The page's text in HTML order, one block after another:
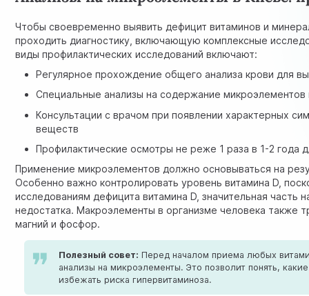
Чтобы своевременно выявить дефицит витаминов и
проходить диагностику, включающую комплексные
виды профилактических исследований включают:
Регулярное прохождение общего анализа крови для
Специальные анализы на содержание микроэлементов
Консультации с врачом при появлении характерных
веществ
Профилактические осмотры не реже 1 раза в 1-2 года
Применение микроэлементов должно основываться на
Особенно важно контролировать уровень витамина D,
исследованиям дефицита витамина D, значительная часть
недостатка. Макроэлементы в организме человека также
магний и фосфор.
Полезный совет: Перед началом приема любых
анализы на микроэлементы. Это позволит понять,
избежать риска гипервитаминоза.